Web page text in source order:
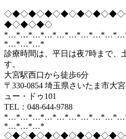
◆◇◆◇◆◇
*…*…*…*
診療時間は、平日は夜7時まで、
す。
大宮駅西口から徒歩6分
〒330-0854 埼玉県さいたま市大
ュー・ドゥ101
TEL：048-644-9788
*…*…*…*